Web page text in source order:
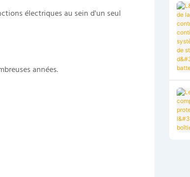
électriques au sein d'un seul
années.